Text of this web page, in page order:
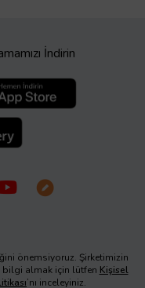
İndirin
önemsiyoruz. Şirketimizin
bilgi almak için lütfen Kişisel
’nı inceleyiniz.